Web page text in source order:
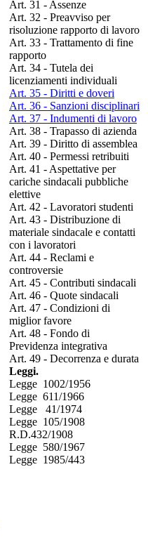
Art. 31 - Assenze
Art. 32 - Preavviso per
risoluzione rapporto di lavoro
Art. 33 - Trattamento di fine
rapporto
Art. 34 - Tutela dei
licenziamenti individuali
Art. 35 - Diritti e doveri
Art. 36 - Sanzioni disciplinari
Art. 37 - Indumenti di lavoro
Art. 38 - Trapasso di azienda
Art. 39 - Diritto di assemblea
Art. 40 - Permessi retribuiti
Art. 41 - Aspettative per
cariche sindacali pubbliche
elettive
Art. 42 - Lavoratori studenti
Art. 43 - Distribuzione di
materiale sindacale e contatti
con i lavoratori
Art. 44 - Reclami e
controversie
Art. 45 - Contributi sindacali
Art. 46 - Quote sindacali
Art. 47 - Condizioni di
miglior favore
Art. 48 - Fondo di
Previdenza integrativa
Art. 49 - Decorrenza e durata
Leggi.
Legge 1002/1956
Legge 611/1966
Legge 41/1974
Legge 105/1908
R.D.432/1908
Legge 580/1967
Legge 1985/443